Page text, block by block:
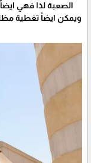
الصعبة لذا فهي ايضاً
ويمكن ايضاً تغطية